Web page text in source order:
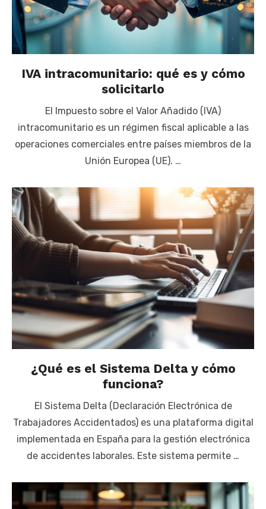
IVA intracomunitario: qué es y cómo
solicitarlo
El Impuesto sobre el Valor Añadido (IVA)
intracomunitario es un régimen fiscal aplicable a las
operaciones comerciales entre países miembros de la
Unión Europea (UE). …
¿Qué es el Sistema Delta y cómo
funciona?
El Sistema Delta (Declaración Electrónica de
Trabajadores Accidentados) es una plataforma digital
implementada en España para la gestión electrónica
de accidentes laborales. Este sistema permite …